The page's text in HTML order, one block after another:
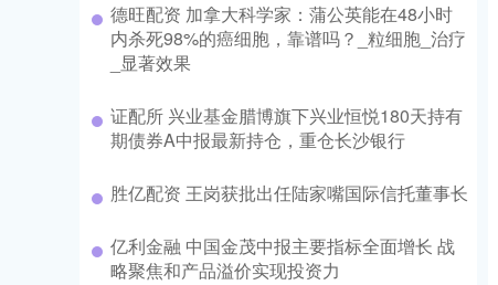
德旺配资 加拿大科学家：蒲公英能在48小时
内杀死98%的癌细胞，靠谱吗？_粒细胞_治疗
_显著效果
证配所 兴业基金腊博旗下兴业恒悦180天持有
期债券A中报最新持仓，重仓长沙银行
胜亿配资 王岗获批出任陆家嘴国际信托董事长
亿利金融 中国金茂中报主要指标全面增长 战
略聚焦和产品溢价实现投资力